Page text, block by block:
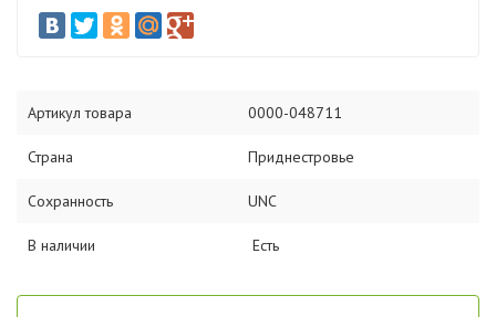
Артикул товара 0000-048711
Страна Приднестровье
Сохранность UNC
В наличии Есть